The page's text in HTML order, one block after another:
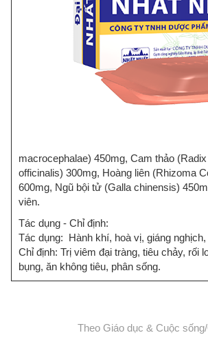
macrocephalae) 450mg, Cam thảo
officinalis) 300mg, Hoàng liên (Rhizoma
600mg, Ngũ bội tử (Galla chinensis)
viên.
Tác dụng - Chỉ định:
Tác dụng: Hành khí, hoà vị, giáng nghịch,
Chỉ định: Trị viêm đại tràng, tiêu chảy, rối
bụng, ăn không tiêu, phân sống.
Theo Giáo dục & Cuộc